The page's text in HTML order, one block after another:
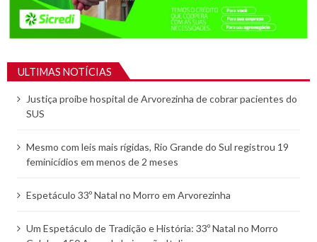
ULTIMAS NOTÍCIAS
Justiça proíbe hospital de Arvorezinha de cobrar pacientes do
SUS
Mesmo com leis mais rígidas, Rio Grande do Sul registrou 19
feminicídios em menos de 2 meses
Espetáculo 33º Natal no Morro em Arvorezinha
Um Espetáculo de Tradição e História: 33º Natal no Morro